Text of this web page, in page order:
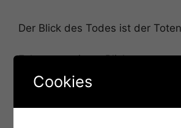
Der Blick des Todes ist der
Folgt nun seinem Blick…
Cookies